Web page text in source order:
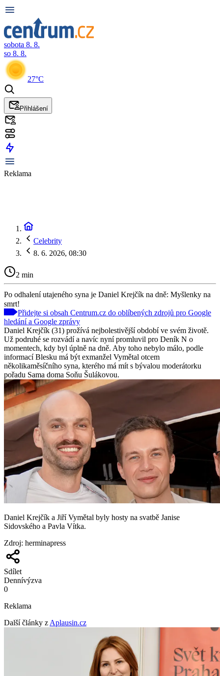
sobota 8. 8.
so 8. 8.
27°C
Přihlášení
Reklama
Celebrity
8. 6. 2026, 08:30
2 min
Po odhalení utajeného syna je Daniel Krejčík na dně: Myšlenky na
smrt!
Přidejte si obsah Centrum.cz do oblíbených zdrojů pro Google
hledání a Google zprávy
Daniel Krejčík (31) prožívá nejbolestivější období ve svém životě.
Už podruhé se rozvádí a navíc nyní promluvil pro Deník N o
momentech, kdy byl úplně na dně. Aby toho nebylo málo, podle
informací Blesku má být exmanžel Vymětal otcem
několikaměsíčního syna, kterého má mít s bývalou moderátorku
pořadu Sama doma Soňu Šulákovou.
Daniel Krejčík a Jiří Vymětal byly hosty na svatbě Janise
Sidovského a Pavla Vítka.
Zdroj: herminapress
Sdílet
Dennívýzva
0
Reklama
Další články z Aplausin.cz